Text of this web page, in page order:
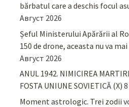
bărbatul care a deschis focul
Август 2026
Șeful Ministerului Apărării al
150 de drone, aceasta nu va
Август 2026
ANUL 1942. NIMICIREA
FOSTA UNIUNE SOVIETICĂ (X)
Moment astrologic. Trei zodii